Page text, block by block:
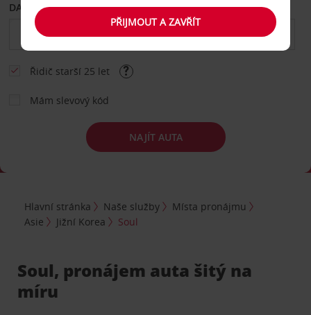
DATUM OD DATUM DO
Řidič starší 25 let
Mám slevový kód
NAJÍT AUTA
Hlavní stránka Naše služby
Místa pronájmu
Asie
Jižní Korea Soul
Soul, pronájem auta šitý na
míru
PŘIJMOUT A ZAVŘÍT